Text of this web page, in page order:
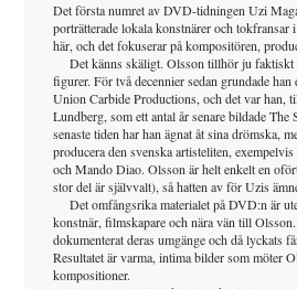
Det första numret av DVD-tidningen Uzi
porträtterade lokala konstnärer och
här, och det fokuserar på kompositören,
Det känns skäligt. Olsson tillhör ju faktiskt
figurer. För två decennier sedan grundade
Union Carbide Productions, och det var han,
Lundberg, som ett antal år senare bildade
senaste tiden har han ägnat åt sina drömska,
producera den svenska artisteliten,
och Mando Diao. Olsson är helt enkelt en
stor del är självvalt), så hatten av för Uzis
Det omfångsrika materialet på DVD:n är
konstnär, filmskapare och nära vän till
dokumenterat deras umgänge och då lyckats
Resultatet är varma, intima bilder som möter
kompositioner.